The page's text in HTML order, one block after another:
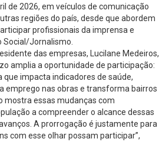
de 2026, em veículos de comunicação
regiões do país, desde que abordem
profissionais da imprensa e
Social/Jornalismo.
das empresas, Lucilane Medeiros,
amplia a oportunidade de participação:
que impacta indicadores de saúde,
emprego nas obras e transforma bairros
mostra essas mudanças com
a compreender o alcance dessas
A prorrogação é justamente para
com esse olhar possam participar”,